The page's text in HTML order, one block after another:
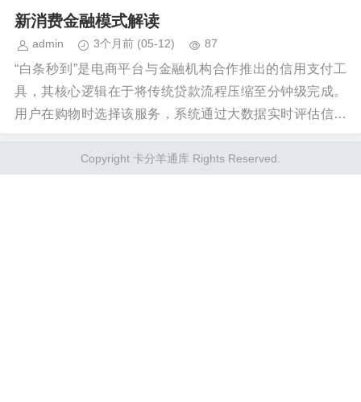
含着诸多风险。 首先，需要明确的
新消费金融模式解读
admin 3个月前 (05-12) 87
“白条秒到”是电商平台与金融机构合作推出的信用支付工
具，其核心逻辑在于将传统贷款流程压缩至分钟级完成。
用户在购物时选择该服务，系统通过大数据实时评估信用
Copyright 卡分羊通库 Rights Reserved.